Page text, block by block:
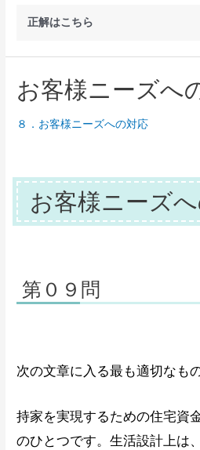
正解はこちら
お客様ニーズへ
８．お客様ニーズへの対応
お客様ニーズ
第０９問
次の文章に入る最も適切なも
持家を実現するための住宅資
のひとつです。生活設計上は